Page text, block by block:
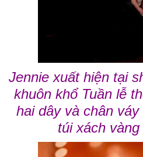
Jennie xuất hiện tại
khuôn khổ Tuần lễ
hai dây và chân
túi xách